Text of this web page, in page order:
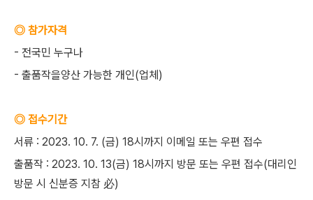
◎ 참가자격
- 전국민 누구나
- 출품작을양산 가능한 개인(업체)
◎ 접수기간
서류 : 2023. 10. 7. (금) 18시까지 이메일 또는 우편 접수
출품작 : 2023. 10. 13(금) 18시까지 방문 또는 우편 접수(대리인
방문 시 신분증 지참 必)